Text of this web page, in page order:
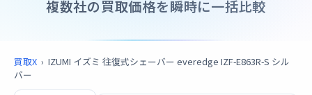
複数社の買取価格を瞬時に一括比較
買取X › IZUMI イズミ 往復式シェーバー everedge IZF-E863R-S シル
バー